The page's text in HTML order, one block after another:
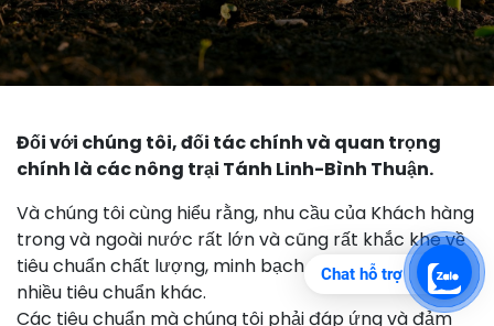
Đối với chúng tôi, đối tác chính và quan trọng
chính là các nông trại Tánh Linh-Bình Thuận.
Và chúng tôi cùng hiểu rằng, nhu cầu của Khách hàng
trong và ngoài nước rất lớn và cũng rất khắc khe về
tiêu chuẩn chất lượng, minh bạch thông tin và rất
nhiều tiêu chuẩn khác.
Các tiêu chuẩn mà chúng tôi phải đáp ứng và đảm
Chat hỗ trợ